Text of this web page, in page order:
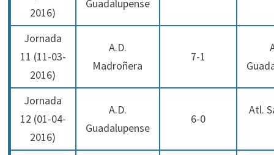
2016)
Guadalupense
Jornada
11 (11-03-
2016)
A.D.
Madroñera
7-1
Jornada
12 (01-04-
2016)
A.D.
Guadalupense
6-0
Atl.